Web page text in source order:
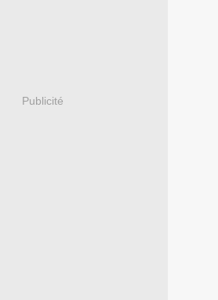
Publicité